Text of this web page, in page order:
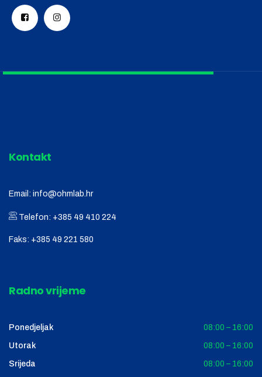
Kontakt
Email: info@ohmlab.hr
Telefon: +385 49 410 224
Faks: +385 49 221 580
Radno vrijeme
Ponedjeljak 08:00 – 16:00
Utorak 08:00 – 16:00
Srijeda 08:00 – 16:00